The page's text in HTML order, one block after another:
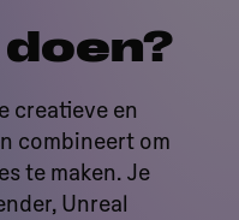
doen?
creatieve en
combineert om
te maken. Je
Unreal